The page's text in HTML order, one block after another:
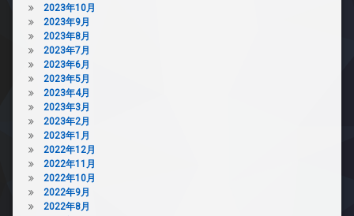
2023年10月
2023年9月
2023年8月
2023年7月
2023年6月
2023年5月
2023年4月
2023年3月
2023年2月
2023年1月
2022年12月
2022年11月
2022年10月
2022年9月
2022年8月